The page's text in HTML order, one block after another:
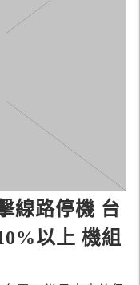
線路停機 台
以上 機組